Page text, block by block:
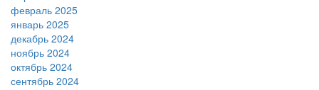
февраль 2025
январь 2025
декабрь 2024
ноябрь 2024
октябрь 2024
сентябрь 2024